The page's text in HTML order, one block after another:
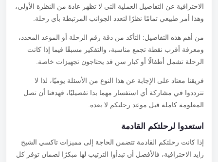
الاحترافية عن التفاصيل العملية التي لا تظهر عادة من النظرة الأولى،
وهذا أمر طبيعي تمامًا نظرًا لتعدد الجوانب المرتبطة بأي رحلة.
من أهم هذه التفاصيل: التأكد من دقة رقم الرحلة أو الموعد المحدد،
ومعرفة أقرب نقطة تجمع مناسبة، والتفكير مسبقًا فيما إذا كانت
الرحلة تشمل أطفالًا أو كبار سن قد يحتاجون تجهيزات خاصة.
فريقنا معتاد على الإجابة عن هذا النوع من الأسئلة يوميًا، لذا لا
تترددوا في مشاركة أي استفسار مهما بدا تفصيليًا، فهدفنا أن تصل
المعلومة كاملة قبل موعد رحلتكم لا بعده.
استعدوا لرحلتكم القادمة
إذا كانت رحلتكم القادمة تتضمن الحاجة إلى مميزات تاكسي الشيخ
زايد الاحترافية، فالأفضل أن تبدأوا الترتيب لها مبكرًا لضمان توفر كل